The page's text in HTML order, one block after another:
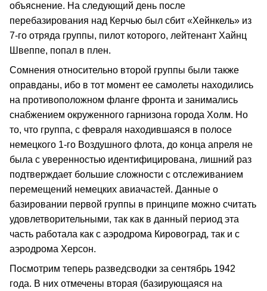
объяснение. На следующий день после
перебазирования над Керчью был сбит «Хейнкель» из
7-го отряда группы, пилот которого, лейтенант Хайнц
Швеппе, попал в плен.
Сомнения относительно второй группы были также
оправданы, ибо в тот момент ее самолеты находились
на противоположном фланге фронта и занимались
снабжением окруженного гарнизона города Холм. Но
то, что группа, с февраля находившаяся в полосе
немецкого 1-го Воздушного флота, до конца апреля не
была с уверенностью идентифицирована, лишний раз
подтверждает большие сложности с отслеживанием
перемещений немецких авиачастей. Данные о
базировании первой группы в принципе можно считать
удовлетворительными, так как в данный период эта
часть работала как с аэродрома Кировоград, так и с
аэродрома Херсон.
Посмотрим теперь разведсводки за сентябрь 1942
года. В них отмечены вторая (базирующаяся на